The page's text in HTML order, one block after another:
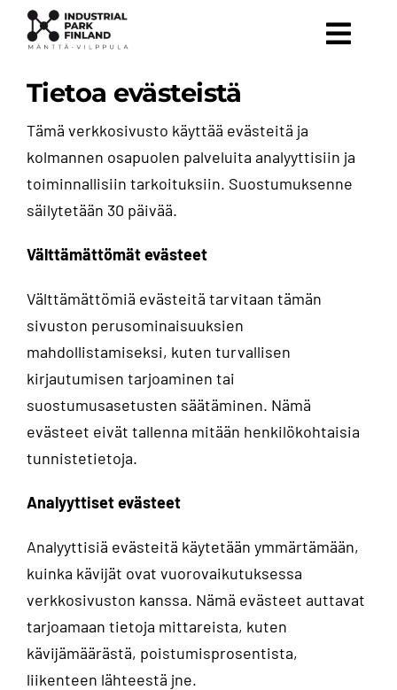
Skip
Etusivu
Teollisuustontit alueittain
Innovaatioekosysteemi
Sijainti & logistiikka
Ota yhteyttä
Tietoa evästeistä
Tämä verkkosivusto käyttää evästeitä ja
kolmannen osapuolen palveluita analyyttisiin ja
toiminnallisiin tarkoituksiin. Suostumuksenne
säilytetään 30 päivää.
Välttämättömät evästeet
Välttämättömiä evästeitä tarvitaan tämän
sivuston perusominaisuuksien
mahdollistamiseksi, kuten turvallisen
kirjautumisen tarjoaminen tai
suostumusasetusten säätäminen. Nämä
evästeet eivät tallenna mitään henkilökohtaisia
tunnistetietoja.
Analyyttiset evästeet
Analyyttisiä evästeitä käytetään ymmärtämään,
kuinka kävijät ovat vuorovaikutuksessa
verkkosivuston kanssa. Nämä evästeet auttavat
tarjoamaan tietoja mittareista, kuten
kävijämäärästä, poistumisprosentista,
liikenteen lähteestä jne.